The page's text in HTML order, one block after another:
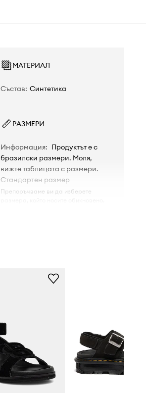
МАТЕРИАЛ
Състав: Синтетика
РАЗМЕРИ
Информация: Продуктът е с
бразилски размери. Моля,
вижте таблицата с размери.
Стандартен размер
Препоръчваме ви да изберете